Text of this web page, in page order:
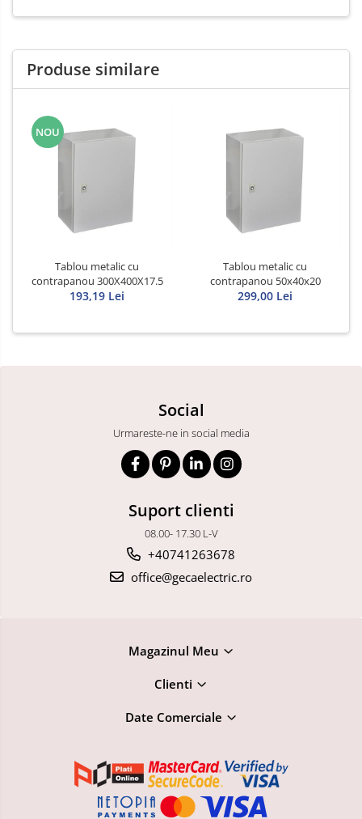
Produse similare
NOU
Tablou metalic cu
contrapanou 300X400X17.5
193,19 Lei
Tablou metalic cu
contrapanou 50x40x20
299,00 Lei
Social
Urmareste-ne in social media
Suport clienti
08.00- 17.30 L-V
+40741263678
office@gecaelectric.ro
Magazinul Meu
Clienti
Date Comerciale